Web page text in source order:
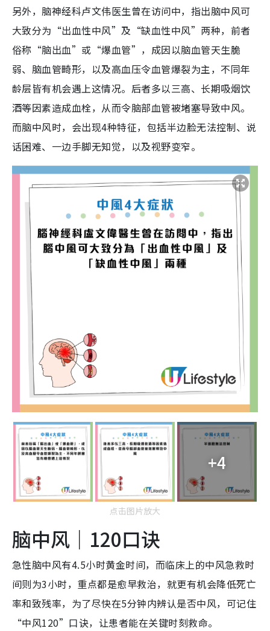
另外，脑神经科卢文伟医生曾在访问中，指出脑中风可
大致分为“出血性中风”及“缺血性中风”两种，前者
俗称“脑出血”或“爆血管”，成因以脑血管天生脆
弱、脑血管畸形，以及高血压令血管爆裂为主，不同年
龄层皆有机会遇上这情况。后者多以三高、长期吸烟饮
酒等因素造成血栓，从而令脑部血管被堵塞导致中风。
而脑中风时，会出现4种特征，包括半边脸无法控制、说
话困难、一边手脚无知觉，以及视野变窄。
+4
点击图片放大
脑中风｜120口诀
急性脑中风有4.5小时黄金时间，而临床上的中风急救时
间则为3小时，重点都是愈早救治，就更有机会降低死亡
率和致残率，为了尽快在5分钟内辨认是否中风，可记住
“中风120”口诀，让患者能在关键时刻救命。